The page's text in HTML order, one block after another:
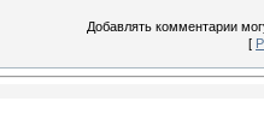
Добавлять комментарии
[